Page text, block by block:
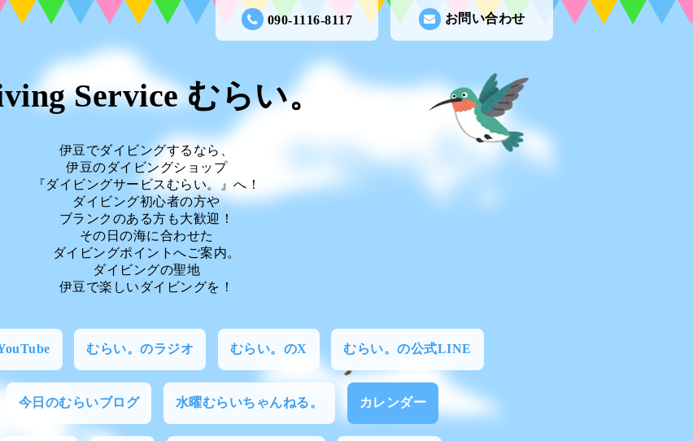
お問い合わせ
090-1116-8117
Service むらい。
伊豆でダイビングするなら、
伊豆のダイビングショップ
『ダイビングサービスむらい。』へ！
ダイビング初心者の方や
ブランクのある方も大歓迎！
その日の海に合わせた
ダイビングポイントへご案内。
ダイビングの聖地
伊豆で楽しいダイビングを！
むらい。のラジオ むらい。のX むらい。の公式LINE
今日のむらいブログ 水曜むらいちゃんねる。 カレンダー